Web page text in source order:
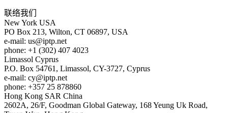
联络我们
New York USA
PO Box 213, Wilton, CT 06897, USA
e-mail: us
iptp.net
phone: +1 (302) 407 4023
Limassol Cyprus
P.O. Box 54761, Limassol, CY-3727, Cyprus
e-mail: cy
iptp.net
phone: +357 25 878860
Hong Kong SAR China
2602A, 26/F, Goodman Global Gateway, 168 Yeung Uk Road,